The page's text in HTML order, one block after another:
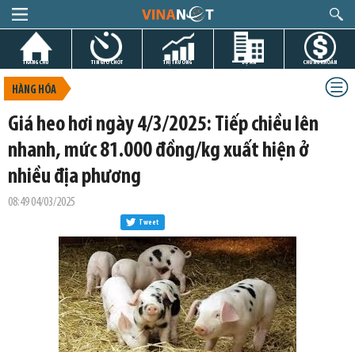
TRANG CHỦ TIN GIỜ CHÓT THỊ TRƯỜNG DỰ ÁN CHỨNG KHOÁN
HÀNG HÓA
Giá heo hơi ngày 4/3/2025: Tiếp chiều lên
nhanh, mức 81.000 đồng/kg xuất hiện ở
nhiều địa phương
08:49 04/03/2025
Tweet